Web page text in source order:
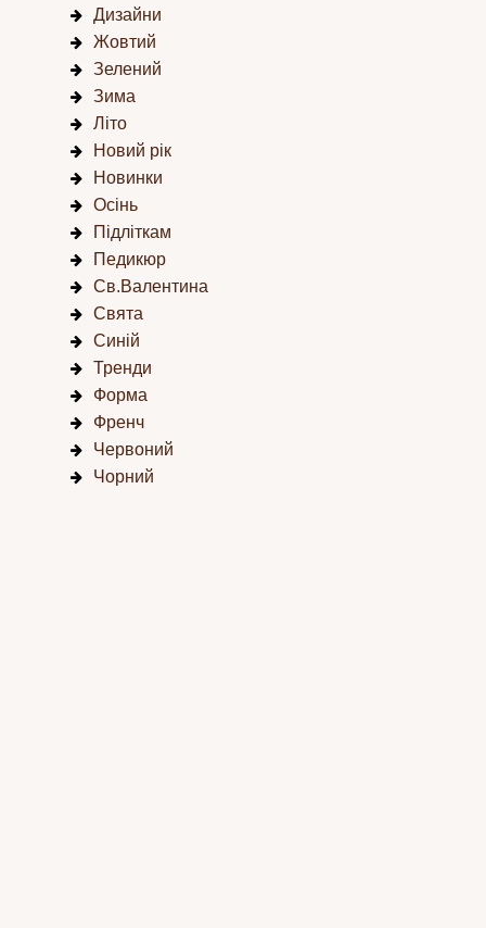
Дизайни
Жовтий
Зелений
Зима
Літо
Новий рік
Новинки
Осінь
Підліткам
Педикюр
Св.Валентина
Свята
Синій
Тренди
Форма
Френч
Червоний
Чорний